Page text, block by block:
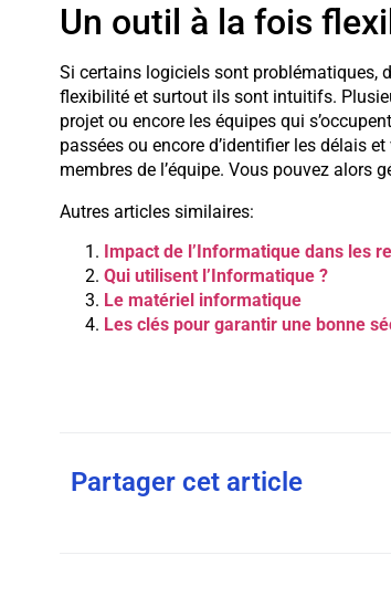
Un outil à la fois
Si certains logiciels sont problématiques,
flexibilité et surtout ils sont intuitifs.
projet ou encore les équipes qui
passées ou encore d’identifier les délais
membres de l’équipe. Vous pouvez alors
Autres articles similaires:
Impact de l’Informatique dans les
Qui utilisent l’Informatique ?
Le matériel informatique
Les clés pour garantir une bonne
Partager cet article